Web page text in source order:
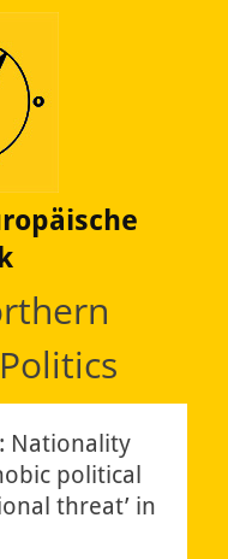
Nationality
political
threat’ in